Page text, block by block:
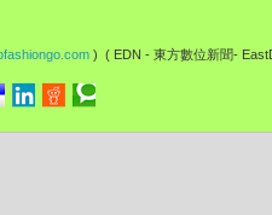
) ( EDN - 東方數位新聞-